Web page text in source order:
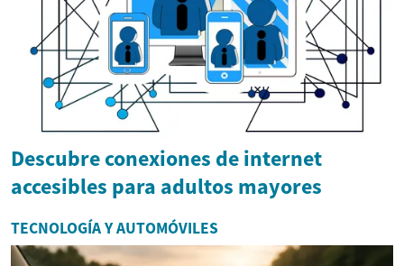
Descubre conexiones de internet
accesibles para adultos mayores
TECNOLOGÍA Y AUTOMÓVILES